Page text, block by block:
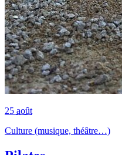
25 août
Culture (musique, théâtre…)